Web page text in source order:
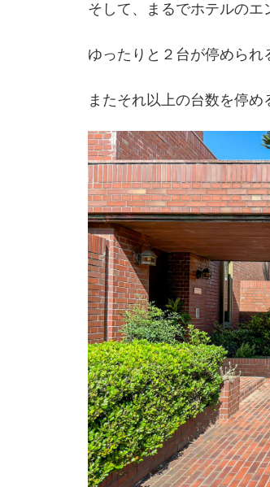
そして、まるでホテルのエ
ゆったりと２台が停められ
またそれ以上の台数を停め